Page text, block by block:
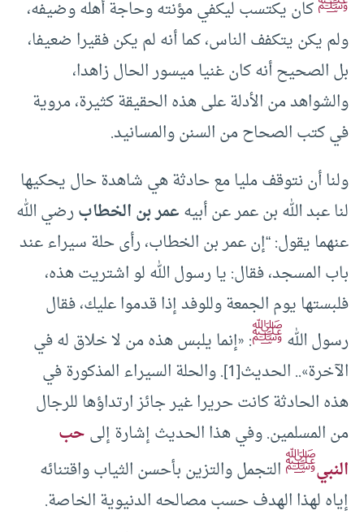
كان يكتسب ليكفي مؤنته وحاجة أهله وضيفه،
ولم يكن يتكفف الناس، كما أنه لم يكن فقيرا ضعيفا،
بل الصحيح أنه كان غنيا ميسور الحال زاهدا،
والشواهد من الأدلة على هذه الحقيقة كثيرة، مروية
في كتب الصحاح من السنن والمسانيد.
ولنا أن نتوقف مليا مع حادثة هي شاهدة حال يحكيها
لنا عبد الله بن عمر عن أبيهعمر بن الخطابرضي الله
عنهما يقول: “إن عمر بن الخطاب، رأى حلة سيراء عند
باب المسجد، فقال: يا رسول الله لو اشتريت هذه،
فلبستها يوم الجمعة وللوفد إذا قدموا عليك، فقال
رسول اللهﷺ: «إنما يلبس هذه من لا خلاق له في
الآخرة».. الحديث[1] . والحلة السيراء المذكورة في
هذه الحادثة كانت حريرا غير جائز ارتداؤها للرجال
من المسلمين. وفي هذا الحديث إشارة إلىحب
النبيﷺالتجمل والتزين بأحسن الثياب واقتنائه
إياه لهذا الهدف حسب مصالحه الدنيوية الخاصة.